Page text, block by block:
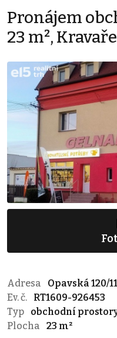
Pronájem
23 m², Kravaře
Adresa
Opavská 120/
Ev. č.
RT1609-926453
Typ
obchodní
Plocha
23 m²